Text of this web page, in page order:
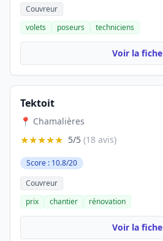
Couvreur
volets
poseurs techniciens
Voir la fiche
Tektoit
📍 Chamalières
★★★★★ 5/5 (18 avis)
Score : 10.8/20
Couvreur
prix
chantier rénovation
Voir la fiche